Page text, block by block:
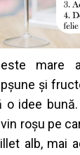
mare
și
o idee
roșu pe
alb, mai